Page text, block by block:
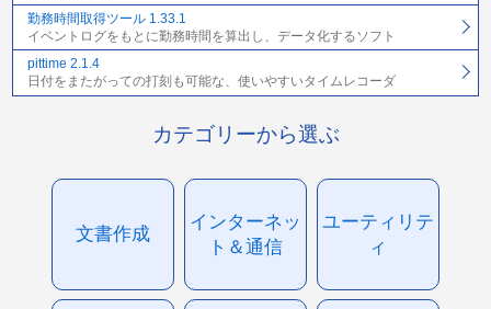
勤務時間取得ツール 1.33.1
イベントログをもとに勤務時間を算出し、データ化するソフト
pittime 2.1.4
日付をまたがっての打刻も可能な、使いやすいタイムレコーダ
カテゴリーから選ぶ
文書作成
インターネッ
ト＆通信
ユーティリテ
ィ